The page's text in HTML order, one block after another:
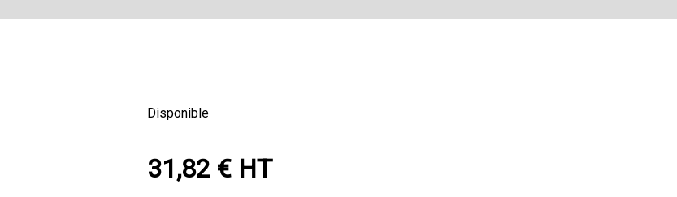
PROFESSIONNEL
Disponible
31,82 € HT